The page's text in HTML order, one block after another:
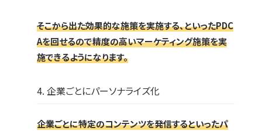
そこから出た効果的な施策を実施する、といったPDC
Aを回せるので精度の高いマーケティング施策を実
施できるようになります。
4. 企業ごとにパーソナライズ化
企業ごとに特定のコンテンツを発信するといったパ